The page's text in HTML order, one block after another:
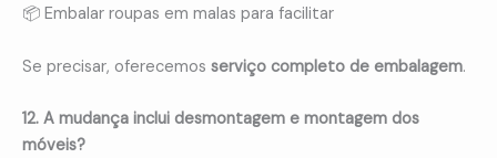
📦 Embalar roupas em malas para facilitar
Se precisar, oferecemos serviço completo de embalagem.
12. A mudança inclui desmontagem e montagem dos
móveis?